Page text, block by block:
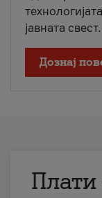
јавната
Дознај